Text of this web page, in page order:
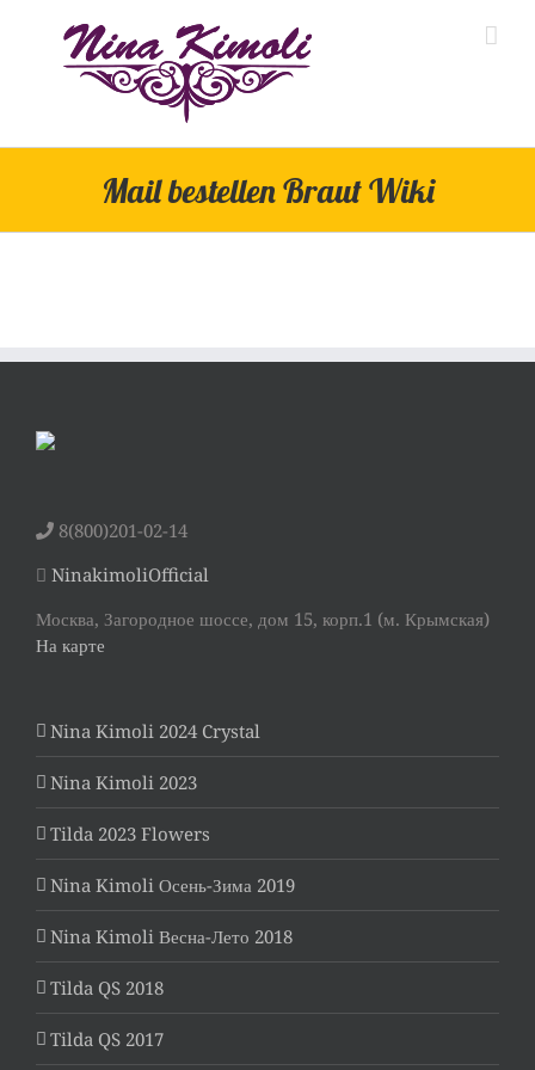
Mail bestellen Braut Wiki
8(800)201-02-14
NinakimoliOfficial
Москва, Загородное шоссе, дом 15, корп.1 (м. Крымская)
На карте
Nina Kimoli 2024 Crystal
Nina Kimoli 2023
Tilda 2023 Flowers
Nina Kimoli Осень-Зима 2019
Nina Kimoli Весна-Лето 2018
Tilda QS 2018
Tilda QS 2017